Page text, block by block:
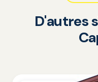
D'autres